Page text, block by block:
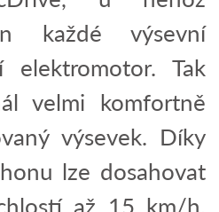
každé výsevní
elektromotor. Tak
velmi komfortně
výsevek. Díky
lze dosahovat
až 15 km/h.